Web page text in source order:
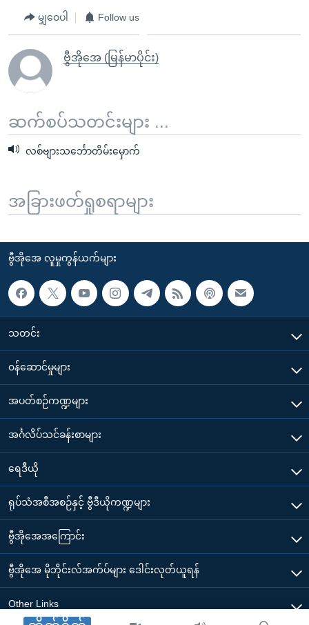
မျှဝေပါ Follow us
ဗွီအိုအေ (မြန်မာပိုင်း)
ဆက်စပ်သတင်းများ ...
လစ်ဗျားသင်္ဘောတိမ်းမှောက်
အခြားဖတ်ရှုစရာများ
ဗွီအိုအေ လူမှုကွန်ယက်များ
သတင်း
၀န်ဆောင်မှုများ
အပတ်စဉ်ကဏ္ဍများ
အင်္ဂလိပ်သင်ခန်းစာများ
ရေဒီယို
ရုပ်သံအစီအစဉ်နှင့် ဗွီဒီယိုကဏ္ဍများ
ဗွီအိုအေအကြောင်း
ဗွီအိုအေ မိုဘိုင်းလ်အက်ပ်များ ဒေါင်းလုတ်ယူရန်
Other Links